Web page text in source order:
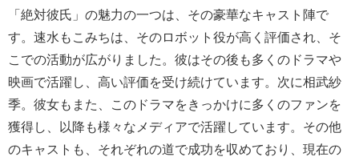
「絶対彼氏」の魅力の一つは、その豪華なキャスト陣で
す。速水もこみちは、そのロボット役が高く評価され、そ
こでの活動が広がりました。彼はその後も多くのドラマや
映画で活躍し、高い評価を受け続けています。次に相武紗
季。彼女もまた、このドラマをきっかけに多くのファンを
獲得し、以降も様々なメディアで活躍しています。その他
のキャストも、それぞれの道で成功を収めており、現在の